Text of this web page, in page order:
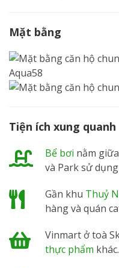
Mặt bằng
Tiện ích xung quanh
Bể bơi nằm
và Park sử
Gần khu Thuỷ
hàng và quán
Vinmart ở toà
thực phẩm khác.